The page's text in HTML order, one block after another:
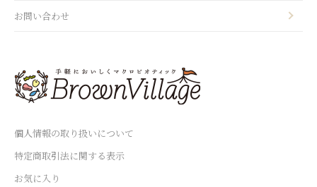
個人情報の取り扱いについて
特定商取引法に関する表示
お気に入り
お問い合わせ